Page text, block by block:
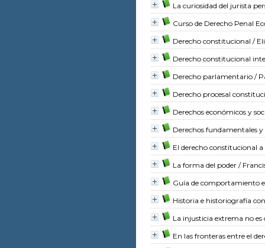
La curiosidad del jurista
Curso de Derecho Penal
Derecho constitucional /
Derecho constitucional
Derecho parlamentario /
Derecho procesal
Derechos económicos y
Derechos fundamentales
El derecho constitucional
La forma del poder /
Guía de comportamiento
Historia e historiografía
La injusticia extrema no es
En las fronteras entre el